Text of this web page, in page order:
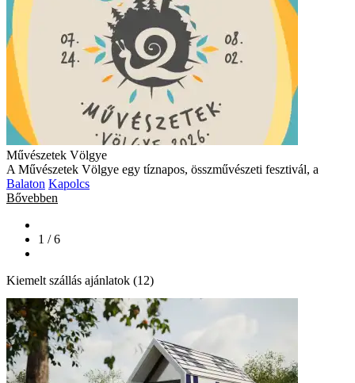
Művészetek Völgye
A Művészetek Völgye egy tíznapos, összművészeti fesztivál, a
Balaton Kapolcs
Bővebben
1 / 6
Kiemelt szállás ajánlatok (12)